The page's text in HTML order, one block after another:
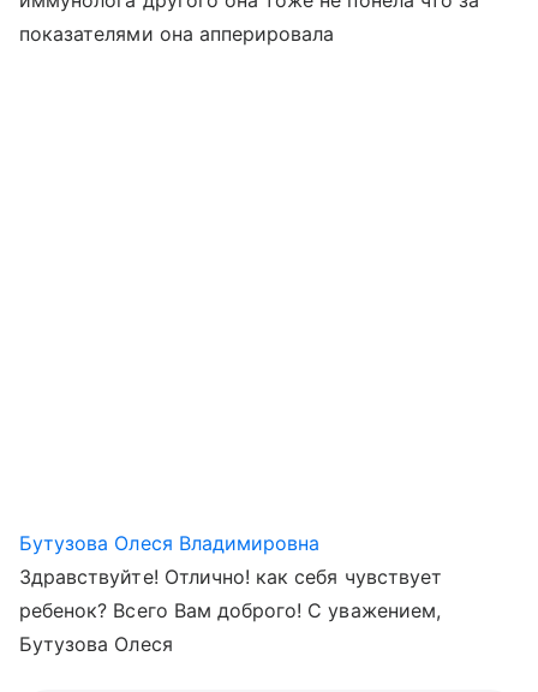
показателями она апперировала
Бутузова Олеся Владимировна
Здравствуйте! Отлично! как себя чувствует
ребенок? Всего Вам доброго! С уважением,
Бутузова Олеся